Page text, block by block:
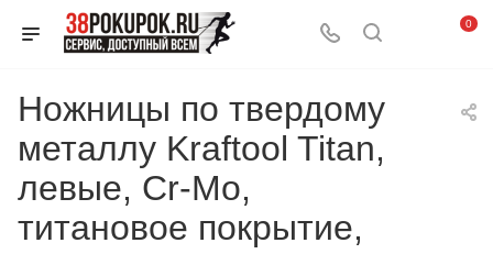
0
Ножницы по твердому
металлу Kraftool Titan,
левые, Cr-Mo,
титановое покрытие,